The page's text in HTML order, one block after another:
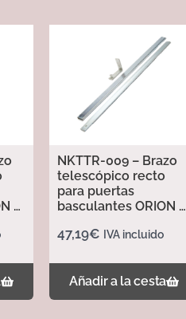
–
NKTTR-009 – Brazo
telescópico recto
para puertas
basculantes ORION –
47,19€ IVA incluido
Añadir a la cesta